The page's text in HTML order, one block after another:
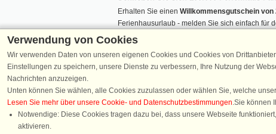
Erhalten Sie einen Willkommensgutschein von
Ferienhausurlaub - melden Sie sich einfach für
Verpassen Sie nie wieder exklusive Angebote,
Folgen Sie uns:
Verwendung von Cookies
Wir verwenden Daten von unseren eigenen Cookies und Cookies von
Einstellungen zu speichern, unsere Dienste zu verbessern, Ihre Nutzung der
Nachrichten anzuzeigen.
Unten können Sie wählen, alle Cookies zuzulassen oder wählen Sie, welche
Lesen Sie mehr über unsere Cookie- und Datenschutzbestimmungen.Sie können
Notwendige: Diese Cookies tragen dazu bei, dass unsere Webseite
aktivieren.